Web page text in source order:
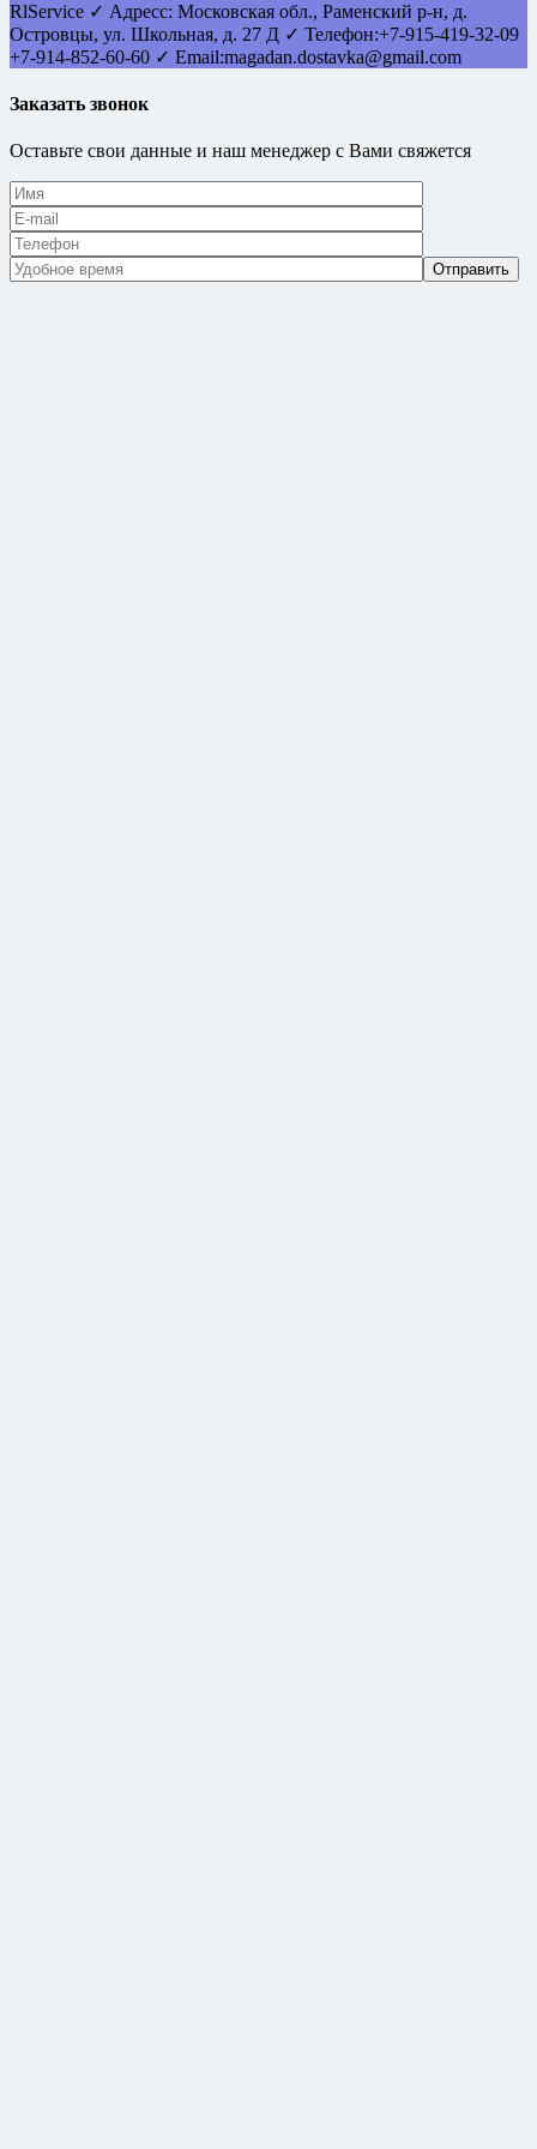
RlService ✓ Адресс: Московская обл., Раменский р-н, д.
Островцы, ул. Школьная, д. 27 Д ✓ Телефон:+7-915-419-32-09
+7-914-852-60-60 ✓ Email:magadan.dostavka@gmail.com
Заказать звонок
Оставьте свои данные и наш менеджер с Вами свяжется